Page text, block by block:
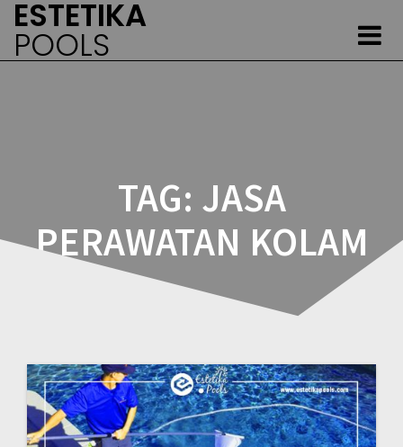
ESTETIKA
POOLS
TAG: JASA
PERAWATAN KOLAM